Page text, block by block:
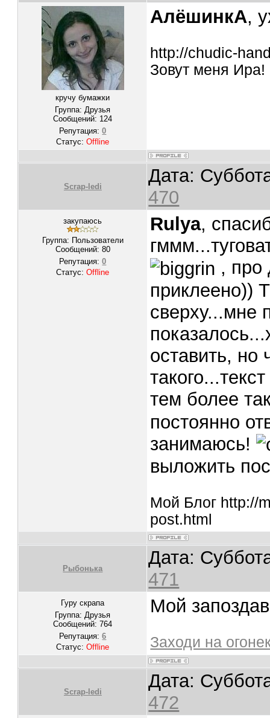
кручу бумажки
Группа: Друзья
Сообщений: 124
Репутация:0
Статус:Offline
АлёшинкА,
http://chudic-
Зовут меня
Scrap-ledi
Дата:
470
закупаюсь
Группа: Пользователи
Сообщений: 80
Репутация:0
Статус:Offline
Rulya,
, про
приклеено))
сверху...мне
оставить, но
тем более
постоянно
занимаюсь!
выложить
Мой Блог http://
post.html
Рыбонька
Дата:
471
Гуру скрапа
Группа: Друзья
Сообщений:764
Репутация:6
Статус:Offline
Мой
Заходи на
Scrap-ledi
Дата:
472